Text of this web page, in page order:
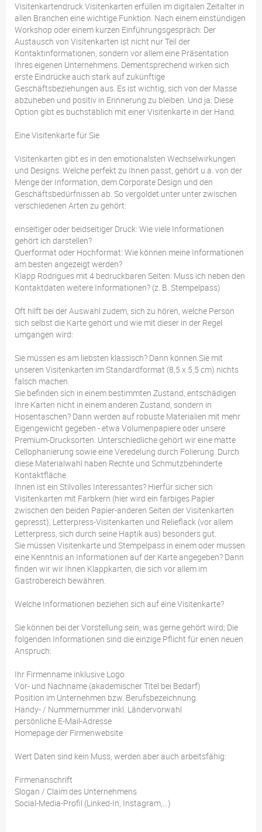
Visitenkartendruck Visitenkarten erfüllen im digitalen Zeitalter in
allen Branchen eine wichtige Funktion. Nach einem einstündigen
Workshop oder einem kurzen Einführungsgespräch: Der
Austausch von Visitenkarten ist nicht nur Teil der
Kontaktinformationen, sondern vor allem eine Präsentation
Ihres eigenen Unternehmens. Dementsprechend wirken sich
erste Eindrücke auch stark auf zukünftige
Geschäftsbeziehungen aus. Es ist wichtig, sich von der Masse
abzuheben und positiv in Erinnerung zu bleiben. Und ja: Diese
Option gibt es buchstäblich mit einer Visitenkarte in der Hand.
Eine Visitenkarte für Sie
Visitenkarten gibt es in den emotionalsten Wechselwirkungen
und Designs. Welche perfekt zu Ihnen passt, gehört u.a. von der
Menge der Information, dem Corporate Design und den
Geschäftsbedürfnissen ab. So vergoldet unter unter zwischen
verschiedenen Arten zu gehört:
einseitiger oder beidseitiger Druck: Wie viele Informationen
gehört ich darstellen?
Querformat oder Hochformat: Wie können meine Informationen
am besten angezeigt werden?
Klapp Rodrigues mit 4 bedruckbaren Seiten: Muss ich neben den
Kontaktdaten weitere Informationen? (z. B. Stempelpass)
Oft hilft bei der Auswahl zudem, sich zu hören, welche Person
sich selbst die Karte gehört und wie mit dieser in der Regel
umgangen wird:
Sie müssen es am liebsten klassisch? Dann können Sie mit
unseren Visitenkarten im Standardformat (8,5 x 5,5 cm) nichts
falsch machen.
Sie befinden sich in einem bestimmten Zustand, entschädigen
Ihre Karten nicht in einem anderen Zustand, sondern in
Hosentaschen? Dann werden auf robuste Materialien mit mehr
Eigengewicht gegeben - etwa Volumenpapiere oder unsere
Premium-Drucksorten. Unterschiedliche gehört wir eine matte
Cellophanierung sowie eine Veredelung durch Folierung. Durch
diese Materialwahl haben Rechte und Schmutzbehinderte
Kontaktfläche.
Ihnen ist ein Stilvolles Interessantes? Hierfür sicher sich
Visitenkarten mit Farbkern (hier wird ein farbiges Papier
zwischen den beiden Papier-anderen Seiten der Visitenkarten
gepresst), Letterpress-Visitenkarten und Relieflack (vor allem
Letterpress, sich durch seine Haptik aus) besonders gut.
Sie müssen Visitenkarte und Stempelpass in einem oder mussen
eine Kenntnis an Informationen auf der Karte angegeben? Dann
finden wir wir Ihnen Klappkarten, die sich vor allem im
Gastrobereich bewähren.
Welche Informationen beziehen sich auf eine Visitenkarte?
Sie können bei der Vorstellung sein, was gerne gehört wird; Die
folgenden Informationen sind die einzige Pflicht für einen neuen
Anspruch:
Ihr Firmenname inklusive Logo
Vor- und Nachname (akademischer Titel bei Bedarf)
Position im Unternehmen bzw. Berufsbezeichnung
Handy- / Nummernummer inkl. Ländervorwahl
persönliche E-Mail-Adresse
Homepage der Firmenwebsite
Wert Daten sind kein Muss, werden aber auch arbeitsfähig:
Firmenanschrift
Slogan / Claim des Unternehmens
Social-Media-Profil (Linked-In, Instagram,…)